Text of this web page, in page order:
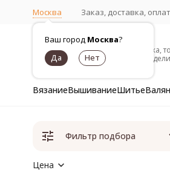
Москва
Ваш город Москва?
Заказ, доставка,
Пряжа,
ВязаниеВышиваниеШитье
Фильтр подбора
Цена